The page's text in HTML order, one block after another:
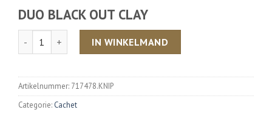
DUO BLACK OUT CLAY
Aantal IN WINKELMAND
Artikelnummer: 717478.KNIP
Categorie: Cachet